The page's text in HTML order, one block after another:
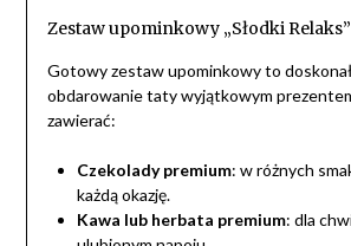
Zestaw upominkowy „Słodki Relaks”
Gotowy zestaw upominkowy to
obdarowanie taty wyjątkowym
zawierać:
Czekolady premium: w różnych
każdą okazję.
Kawa lub herbata premium: dla